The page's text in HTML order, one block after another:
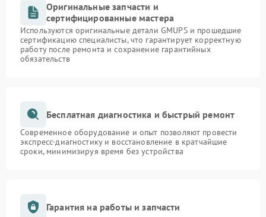
Оригинальные запчасти и
сертифицированные мастера
Используются оригинальные детали GMUPS и прошедшие
сертификацию специалисты, что гарантирует корректную
работу после ремонта и сохранение гарантийных
обязательств
Бесплатная диагностика и быстрый ремонт
Современное оборудование и опыт позволяют провести
экспресс-диагностику и восстановление в кратчайшие
сроки, минимизируя время без устройства
Гарантия на работы и запчасти